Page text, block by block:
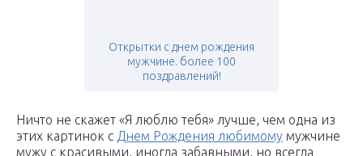
Открытки с днем рождения
мужчине. более 100
поздравлений!
Ничто не скажет «Я люблю тебя» лучше, чем одна из
этих картинок с Днем Рождения любимому мужчине
мужу с красивыми, иногда забавными, но всегда